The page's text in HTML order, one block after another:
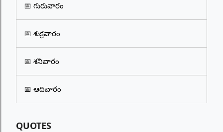
📅 గురువారం
📅 శుక్రవారం
📅 శనివారం
📅 ఆదివారం
QUOTES